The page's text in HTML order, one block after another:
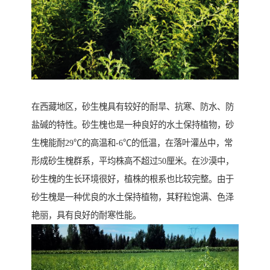
在西藏地区，砂生槐具有较好的耐旱、抗寒、防水、防
盐碱的特性。砂生槐也是一种良好的水土保持植物，砂
生槐能耐29℃的高温和-6℃的低温，在落叶灌丛中，常
形成砂生槐群系，平均株高不超过50厘米。在沙漠中，
砂生槐的生长环境很好，植株的根系也比较完整。由于
砂生槐是一种优良的水土保持植物，其籽粒饱满、色泽
艳丽，具有良好的耐寒性能。